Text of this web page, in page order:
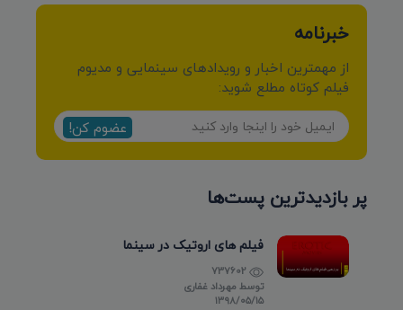
خبرنامه
از مهمترین اخبار و رویدادهای سینمایی و مدیوم
فیلم کوتاه مطلع شوید:
عضوم کن!
پر بازدیدترین پست‌ها
فیلم های اروتیک در سینما
توسط مهرداد غفاری
۱۳۹۸/۰۵/۱۵